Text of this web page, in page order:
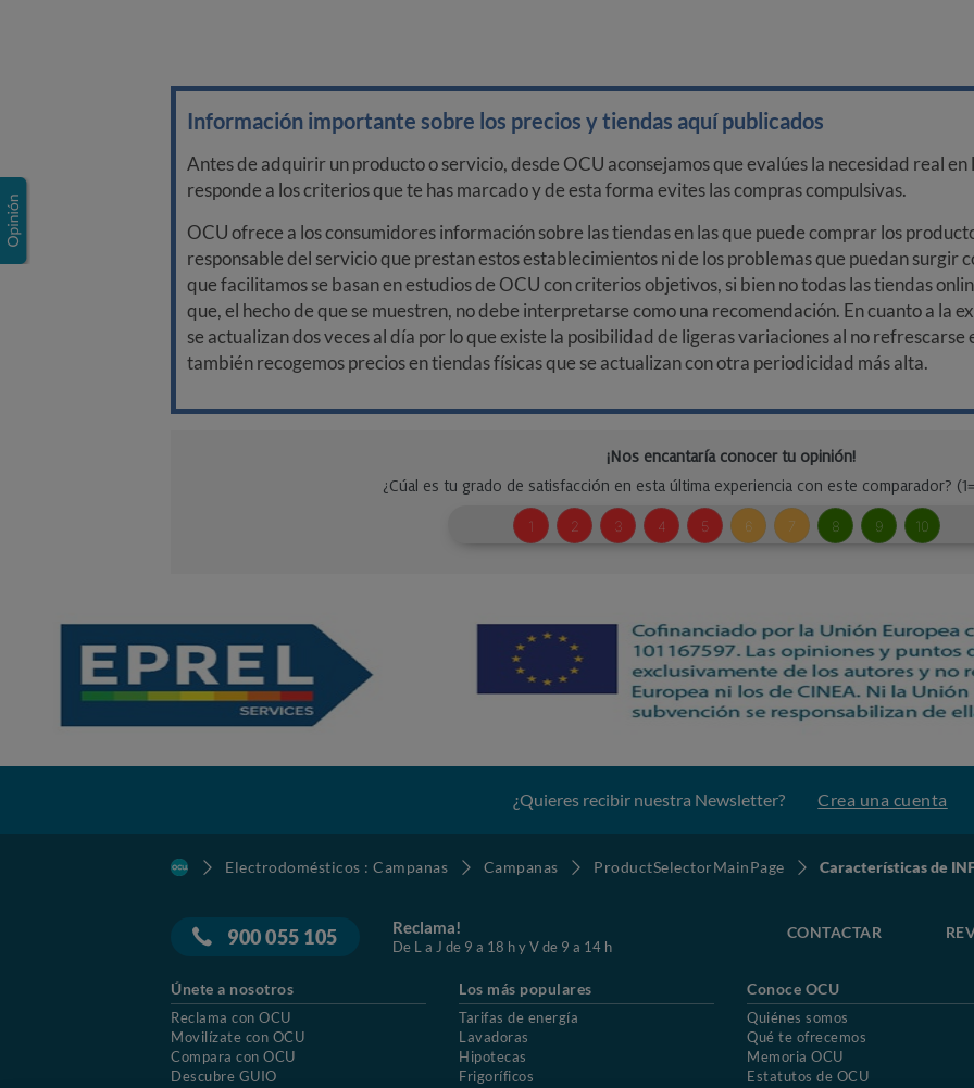
Información importante sobre los precios y tiendas aquí publicados
Antes de adquirir un producto o servicio, desde OCU aconsejamos que evalúes la necesidad real
responde a los criterios que te has marcado y de esta forma evites las compras compulsivas.
OCU ofrece a los consumidores información sobre las tiendas en las que puede comprar los
responsable del servicio que prestan estos establecimientos ni de los problemas que puedan surgir
que facilitamos se basan en estudios de OCU con criterios objetivos, si bien no todas las tiendas
que, el hecho de que se muestren, no debe interpretarse como una recomendación. En cuanto a la
se actualizan dos veces al día por lo que existe la posibilidad de ligeras variaciones al no refrescarse
también recogemos precios en tiendas físicas que se actualizan con otra periodicidad más alta.
¿Quieres recibir nuestra Newsletter? Crea una cuenta
Electrodomésticos : Campanas Campanas ProductSelectorMainPage Características de
900 055 105 Reclama!
De L a J de 9 a 18 h y V de 9 a 14 h
CONTACTAR
Únete a nosotros
Reclama con OCU
Movilízate con OCU
Compara con OCU
Descubre GUIO
Los más populares
Tarifas de energía
Lavadoras
Hipotecas
Frigoríficos
Conoce OCU
Quiénes somos
Qué te ofrecemos
Memoria OCU
Estatutos de OCU